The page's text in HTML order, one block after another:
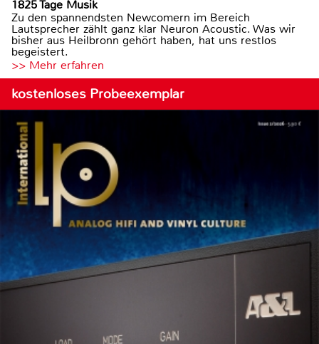
1825 Tage Musik
Zu den spannendsten Newcomern im Bereich
Lautsprecher zählt ganz klar Neuron Acoustic. Was wir
bisher aus Heilbronn gehört haben, hat uns restlos
begeistert.
>> Mehr erfahren
kostenloses Probeexemplar